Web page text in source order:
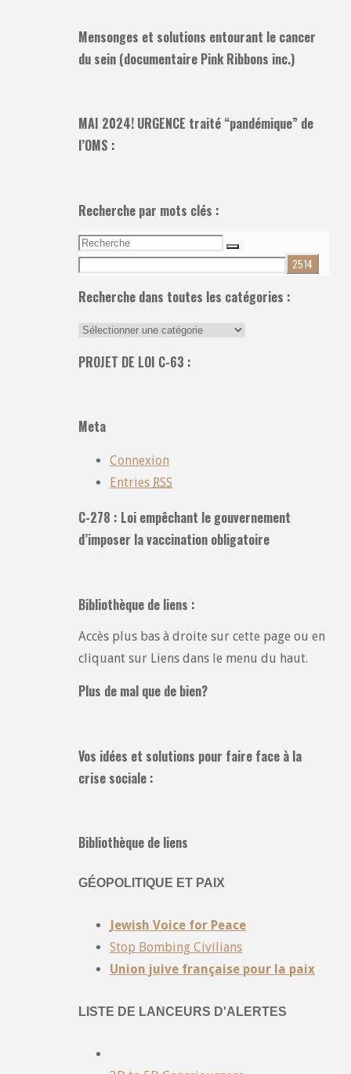
Mensonges et solutions entourant le cancer
du sein (documentaire Pink Ribbons inc.)
MAI 2024! URGENCE traité “pandémique” de
l’OMS :
Recherche par mots clés :
Recherche
pour:
Recherche
Recherche dans toutes les catégories :
Recherche
toutes
PROJET DE LOI C-63 :
Meta
Connexion
Entries RSS
C-278 : Loi empêchant le gouvernement
d’imposer la vaccination obligatoire
Bibliothèque de liens :
Accès plus bas à droite sur cette page ou en
cliquant sur Liens dans le menu du haut.
Plus de mal que de bien?
Vos idées et solutions pour faire face à la
crise sociale :
Bibliothèque de liens
GÉOPOLITIQUE ET PAIX
Jewish Voice for Peace
Stop Bombing Civilians
Union juive française pour la paix
LISTE DE LANCEURS D'ALERTES